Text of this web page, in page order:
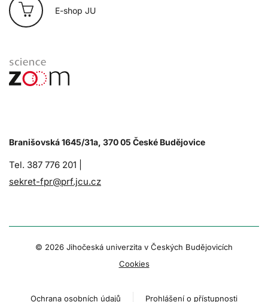
E-shop JU
Branišovská 1645/31a, 370 05 České Budějovice
Tel. 387 776 201 |
sekret-fpr@prf.jcu.cz
© 2026 Jihočeská univerzita v Českých Budějovicích
Cookies
Ochrana osobních údajů Prohlášení o přístupnosti